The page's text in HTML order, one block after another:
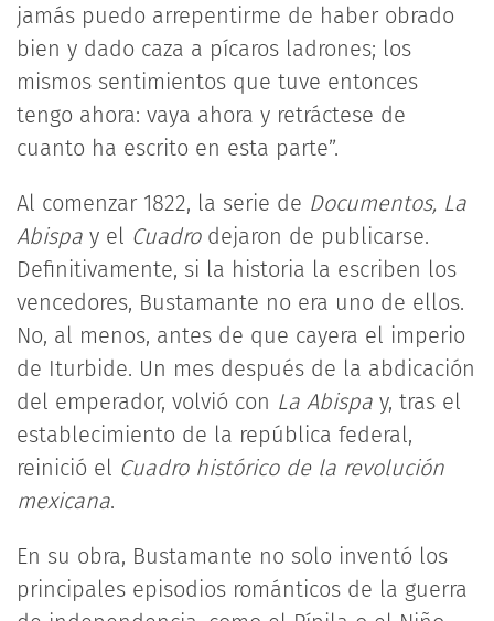
jamás puedo arrepentirme de haber obrado
bien y dado caza a pícaros ladrones; los
mismos sentimientos que tuve entonces
tengo ahora: vaya ahora y retráctese de
cuanto ha escrito en esta parte”.
Al comenzar 1822, la serie de Documentos, La
Abispa y el Cuadrodejaron de publicarse.
Definitivamente, si la historia la escriben los
vencedores, Bustamante no era uno de ellos.
No, al menos, antes de que cayera el imperio
de Iturbide. Un mes después de la abdicación
del emperador, volvió con La Abispa y, tras el
establecimiento de la república federal,
reinició el Cuadro histórico de la revolución
mexicana.
En su obra, Bustamante no solo inventó los
principales episodios románticos de la guerra